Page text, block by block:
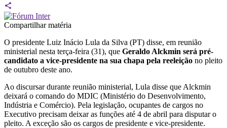
Compartilhar matéria
O presidente Luiz Inácio Lula da Silva (PT) disse, em reunião
ministerial nesta terça-feira (31), que Geraldo Alckmin será pré-
candidato a vice-presidente na sua chapa pela reeleição no pleito
de outubro deste ano.
Ao discursar durante reunião ministerial, Lula disse que Alckmin
deixará o comando do MDIC (Ministério do Desenvolvimento,
Indústria e Comércio). Pela legislação, ocupantes de cargos no
Executivo precisam deixar as funções até 4 de abril para disputar o
pleito. A exceção são os cargos de presidente e vice-presidente.